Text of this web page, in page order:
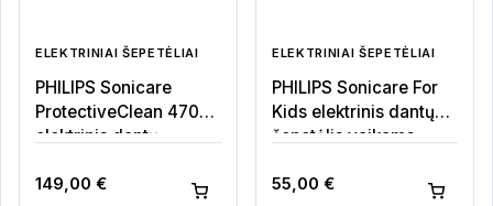
ELEKTRINIAI ŠEPETĖLIAI
PHILIPS Sonicare
ProtectiveClean 4700
elektrinis dantų
149,00 €
ELEKTRINIAI ŠEPETĖLIAI
PHILIPS Sonicare For
Kids elektrinis dantų
šepetėlis vaikams
55,00 €